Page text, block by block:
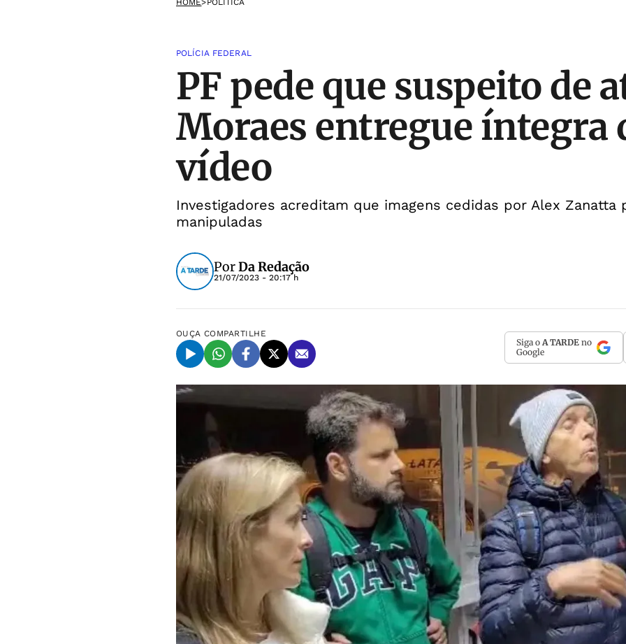
HOME> POLÍTICA
POLÍCIA FEDERAL
PF pede que suspeito de
Moraes entregue íntegra
vídeo
Investigadores acreditam que imagens cedidas por Alex Zanatta
manipuladas
PorDa Redação
21/07/2023 - 20:17 h
OUÇA COMPARTILHE
Siga o A TARDE no
Google